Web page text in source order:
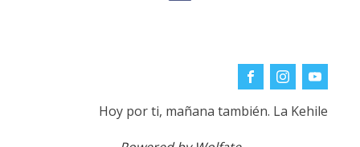
Hoy por ti, mañana también. La Kehile